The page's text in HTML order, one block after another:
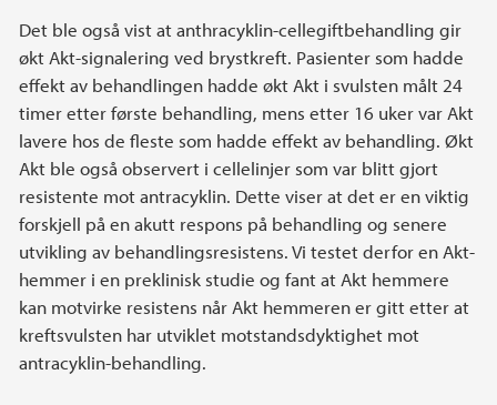
Det ble også vist at anthracyklin-cellegiftbehandling gir
økt Akt-signalering ved brystkreft. Pasienter som hadde
effekt av behandlingen hadde økt Akt i svulsten målt 24
timer etter første behandling, mens etter 16 uker var Akt
lavere hos de fleste som hadde effekt av behandling. Økt
Akt ble også observert i cellelinjer som var blitt gjort
resistente mot antracyklin. Dette viser at det er en viktig
forskjell på en akutt respons på behandling og senere
utvikling av behandlingsresistens. Vi testet derfor en Akt-
hemmer i en preklinisk studie og fant at Akt hemmere
kan motvirke resistens når Akt hemmeren er gitt etter at
kreftsvulsten har utviklet motstandsdyktighet mot
antracyklin-behandling.